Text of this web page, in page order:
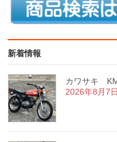
新着情報
カワサキ
2026年8月7日